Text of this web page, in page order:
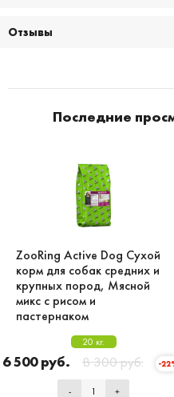
Отзывы
Последние
ZooRing Active Dog Сухой
корм для собак средних и
крупных пород, Мясной
микс с рисом и
пастернаком
20 кг.
6 500 руб. 8 300 руб. -
- +